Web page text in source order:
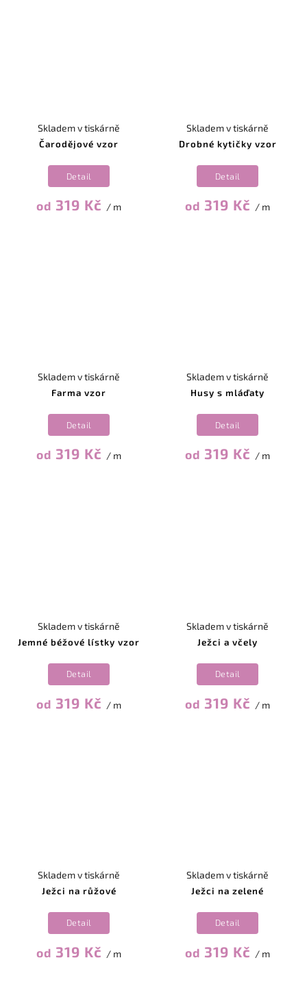
Čarodějové vzor
Skladem v tiskárně
od 319 Kč / m
Detail
Drobné kytičky vzor
Skladem v tiskárně
od 319 Kč / m
Detail
Farma vzor
Skladem v tiskárně
od 319 Kč / m
Detail
Husy s mláďaty
Skladem v tiskárně
od 319 Kč / m
Detail
Jemné béžové lístky vzor
Skladem v tiskárně
od 319 Kč / m
Detail
Ježci a včely
Skladem v tiskárně
od 319 Kč / m
Detail
Ježci na růžové
Skladem v tiskárně
od 319 Kč / m
Detail
Ježci na zelené
Skladem v tiskárně
od 319 Kč / m
Detail